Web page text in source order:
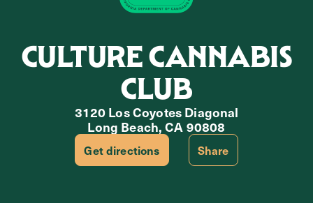
CULTURE CANNABIS
CLUB
3120 Los Coyotes Diagonal
Long Beach, CA 90808
Get directions Share